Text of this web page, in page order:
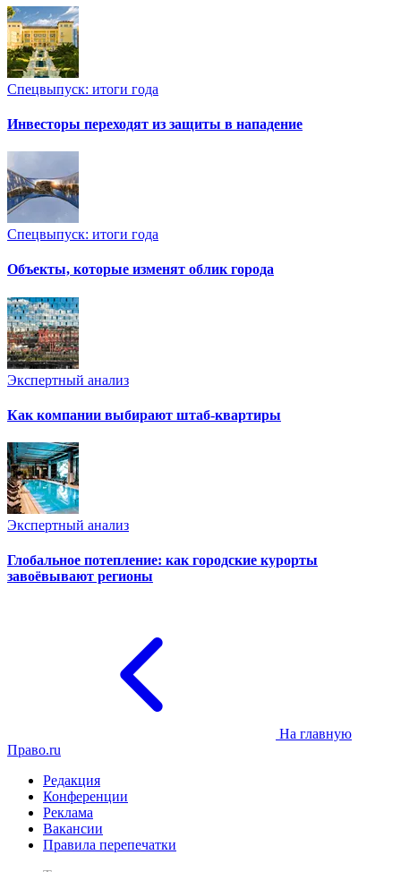
Спецвыпуск: итоги года
Инвесторы переходят из защиты в нападение
Спецвыпуск: итоги года
Объекты, которые изменят облик города
Экспертный анализ
Как компании выбирают штаб-квартиры
Экспертный анализ
Глобальное потепление: как городские курорты
завоёвывают регионы
На главную
Право.ru
Редакция
Конференции
Реклама
Вакансии
Правила перепечатки